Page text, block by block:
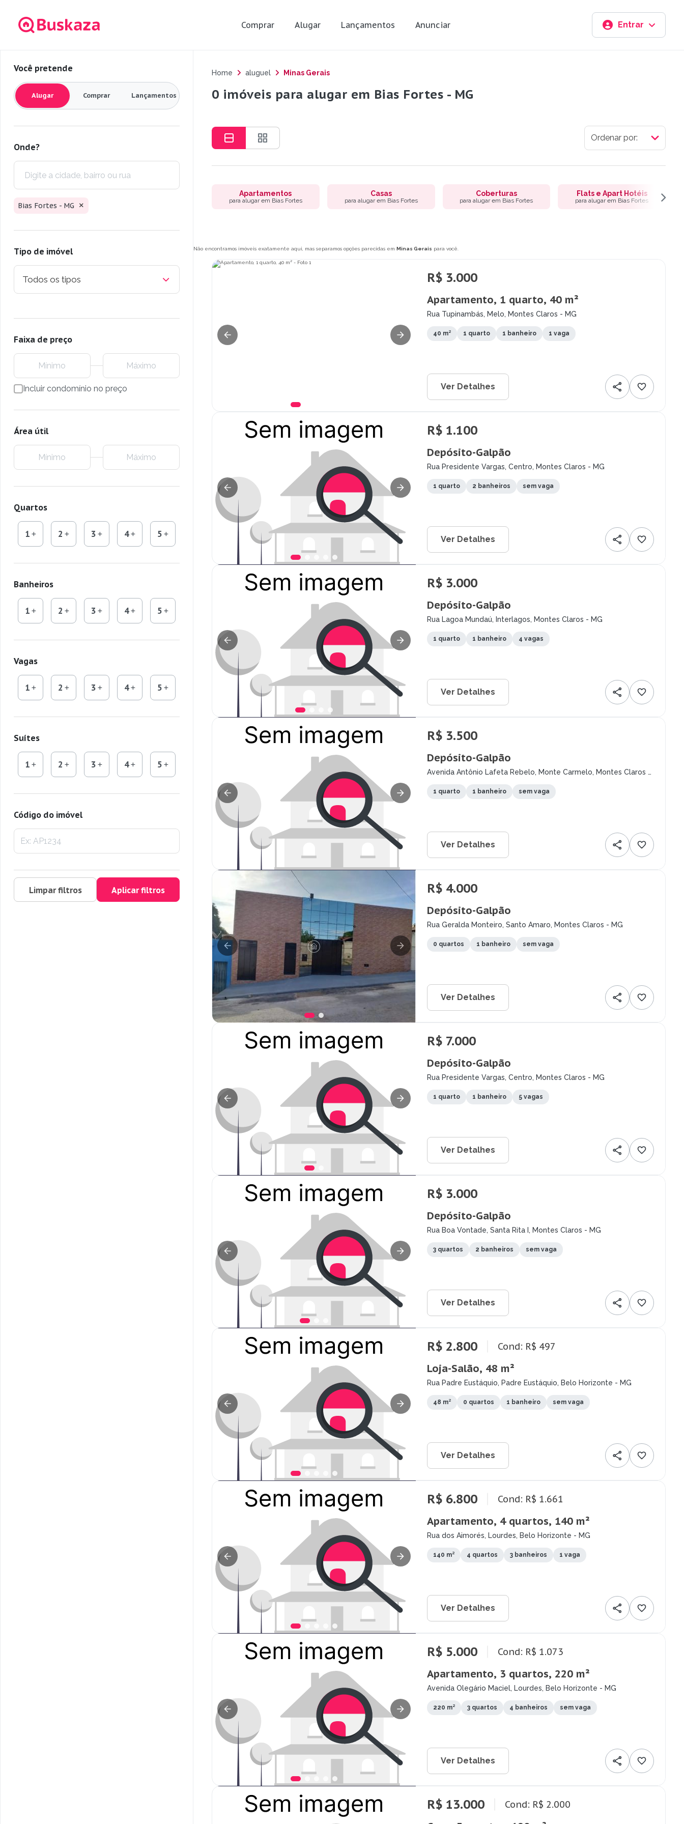
Comprar Alugar Lançamentos Anunciar Entrar
Você pretende
Alugar Comprar Lançamentos
Onde?
Bias Fortes - MG
Tipo de imóvel
Todos os tipos
Faixa de preço
Incluir condomínio no preço
Área útil
Quartos
1 2 3 4 5
Banheiros
1 2 3 4 5
Vagas
1 2 3 4 5
Suítes
1 2 3 4 5
Código do imóvel
Limpar filtros Aplicar filtros
Home aluguel Minas Gerais
0 imóveis para alugar em Bias Fortes - MG
Apartamentos
para alugar em Bias Fortes
Casas
para alugar em Bias Fortes
Coberturas
para alugar em Bias Fortes
Flats e Apart Hotéis
para alugar em Bias Fortes
Não encontramos imóveis exatamente aqui, mas separamos opções parecidas em Minas Gerais para você.
R$ 3.000
Apartamento, 1 quarto, 40 m²
Rua Tupinambás, Melo, Montes Claros - MG
40 m² 1 quarto 1 banheiro 1 vaga
Ver Detalhes
R$ 1.100
Depósito-Galpão
Rua Presidente Vargas, Centro, Montes Claros - MG
1 quarto 2 banheiros sem vaga
Ver Detalhes
R$ 3.000
Depósito-Galpão
Rua Lagoa Mundaú, Interlagos, Montes Claros - MG
1 quarto 1 banheiro 4 vagas
Ver Detalhes
R$ 3.500
Depósito-Galpão
Avenida Antônio Lafeta Rebelo, Monte Carmelo, Montes Claros -
1 quarto 1 banheiro sem vaga
Ver Detalhes
R$ 4.000
Depósito-Galpão
Rua Geralda Monteiro, Santo Amaro, Montes Claros - MG
0 quartos 1 banheiro sem vaga
Ver Detalhes
R$ 7.000
Depósito-Galpão
Rua Presidente Vargas, Centro, Montes Claros - MG
1 quarto 1 banheiro 5 vagas
Ver Detalhes
R$ 3.000
Depósito-Galpão
Rua Boa Vontade, Santa Rita I, Montes Claros - MG
3 quartos 2 banheiros sem vaga
Ver Detalhes
R$ 2.800 Cond: R$ 497
Loja-Salão, 48 m²
Rua Padre Eustáquio, Padre Eustáquio, Belo Horizonte - MG
48 m² 0 quartos 1 banheiro sem vaga
Ver Detalhes
R$ 6.800 Cond: R$ 1.661
Apartamento, 4 quartos, 140 m²
Rua dos Aimorés, Lourdes, Belo Horizonte - MG
140 m² 4 quartos 3 banheiros 1 vaga
Ver Detalhes
R$ 5.000 Cond: R$ 1.073
Apartamento, 3 quartos, 220 m²
Avenida Olegário Maciel, Lourdes, Belo Horizonte - MG
220 m² 3 quartos 4 banheiros sem vaga
Ver Detalhes
R$ 13.000 Cond: R$ 2.000